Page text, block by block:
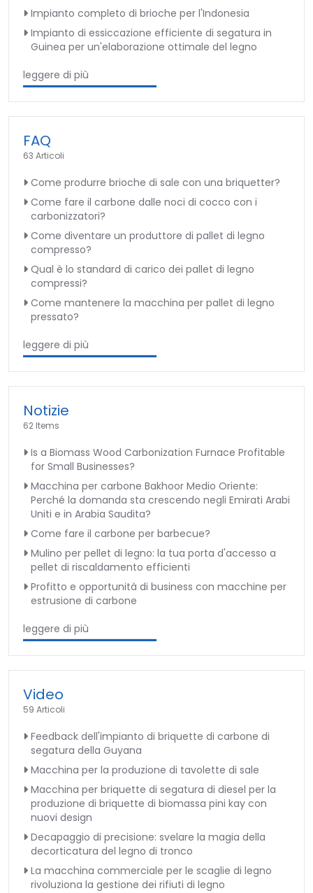
Impianto completo di brioche per l'Indonesia
Impianto di essiccazione efficiente di segatura in
Guinea per un'elaborazione ottimale del legno
leggere di più
FAQ
63 Articoli
Come produrre brioche di sale con una briquetter?
Come fare il carbone dalle noci di cocco con i
carbonizzatori?
Come diventare un produttore di pallet di legno
compresso?
Qual è lo standard di carico dei pallet di legno
compressi?
Come mantenere la macchina per pallet di legno
pressato?
leggere di più
Notizie
62 Items
Is a Biomass Wood Carbonization Furnace Profitable
for Small Businesses?
Macchina per carbone Bakhoor Medio Oriente:
Perché la domanda sta crescendo negli Emirati Arabi
Uniti e in Arabia Saudita?
Come fare il carbone per barbecue?
Mulino per pellet di legno: la tua porta d'accesso a
pellet di riscaldamento efficienti
Profitto e opportunità di business con macchine per
estrusione di carbone
leggere di più
Video
59 Articoli
Feedback dell'impianto di briquette di carbone di
segatura della Guyana
Macchina per la produzione di tavolette di sale
Macchina per briquette di segatura di diesel per la
produzione di briquette di biomassa pini kay con
nuovi design
Decapaggio di precisione: svelare la magia della
decorticatura del legno di tronco
La macchina commerciale per le scaglie di legno
rivoluziona la gestione dei rifiuti di legno